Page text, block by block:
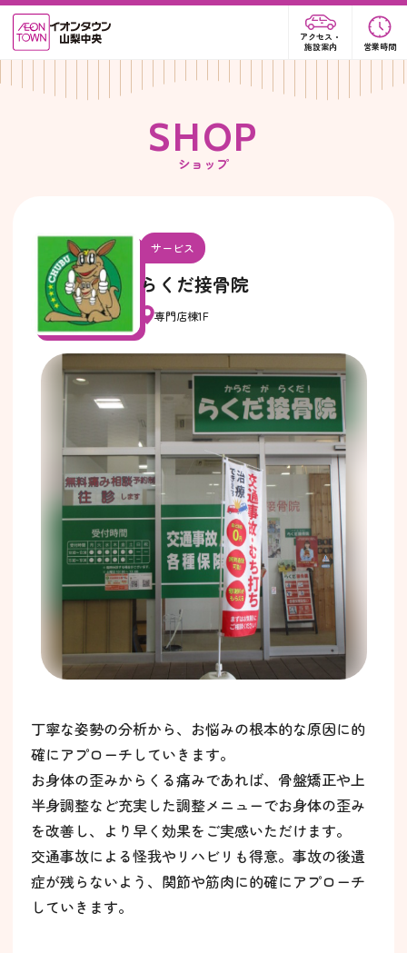
アクセス・
施設案内
営業時間
SHOP
ショップ
サービス
らくだ接骨院
専門店棟1F
丁寧な姿勢の分析から、お悩みの根本的な原因に的
確にアプローチしていきます。
お身体の歪みからくる痛みであれば、骨盤矯正や上
半身調整など充実した調整メニューでお身体の歪み
を改善し、より早く効果をご実感いただけます。
交通事故による怪我やリハビリも得意。事故の後遺
症が残らないよう、関節や筋肉に的確にアプローチ
していきます。